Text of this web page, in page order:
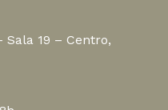
Sala 19 – Centro,